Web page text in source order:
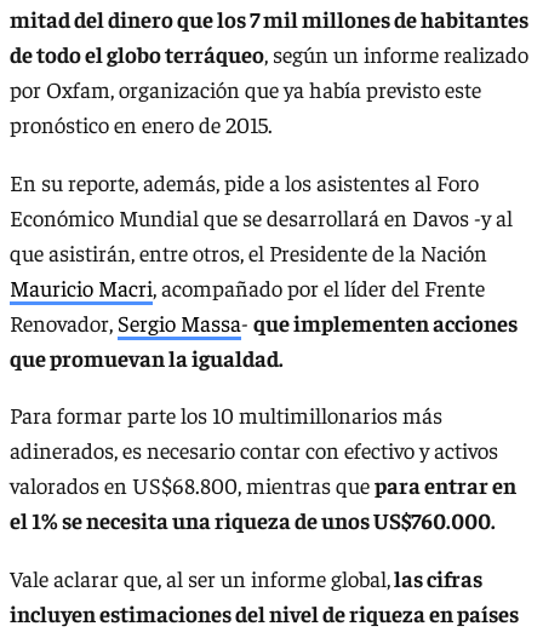
mitad del dinero que los 7 mil millones de habitantes
de todo el globo terráqueo, según un informe realizado
por Oxfam, organización que ya había previsto este
pronóstico en enero de 2015.
En su reporte, además, pide a los asistentes al Foro
Económico Mundial que se desarrollará en Davos -y al
que asistirán, entre otros, el Presidente de la Nación
Mauricio Macri, acompañado por el líder del Frente
Renovador, Sergio Massa- que implementen acciones
que promuevan la igualdad.
Para formar parte los 10 multimillonarios más
adinerados, es necesario contar con efectivo y activos
valorados en US$68.800, mientras quepara entrar en
el 1% se necesita una riqueza de unos US$760.000.
Vale aclarar que, al ser un informe global,las cifras
incluyen estimaciones del nivel de riqueza en países